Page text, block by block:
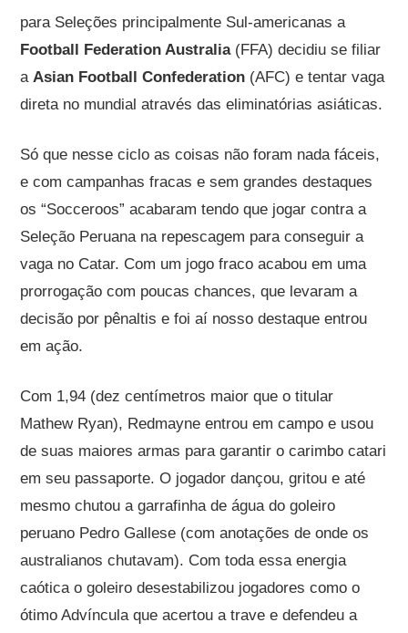
para Seleções principalmente Sul-americanas a
Football Federation Australia(FFA) decidiu se filiar
aAsian Football Confederation (AFC) e tentar vaga
direta no mundial através das eliminatórias asiáticas.
Só que nesse ciclo as coisas não foram nada fáceis,
e com campanhas fracas e sem grandes destaques
os “Socceroos” acabaram tendo que jogar contra a
Seleção Peruana na repescagem para conseguir a
vaga no Catar. Com um jogo fraco acabou em uma
prorrogação com poucas chances, que levaram a
decisão por pênaltis e foi aí nosso destaque entrou
em ação.
Com 1,94 (dez centímetros maior que o titular
Mathew Ryan), Redmayne entrou em campo e usou
de suas maiores armas para garantir o carimbo catari
em seu passaporte. O jogador dançou, gritou e até
mesmo chutou a garrafinha de água do goleiro
peruano Pedro Gallese (com anotações de onde os
australianos chutavam). Com toda essa energia
caótica o goleiro desestabilizou jogadores como o
ótimo Advíncula que acertou a trave e defendeu a